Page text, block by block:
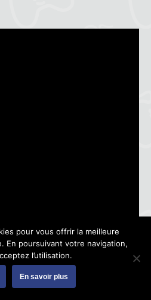
pour vous offrir la meilleure
En poursuivant votre navigation,
l’utilisation.
En savoir plus